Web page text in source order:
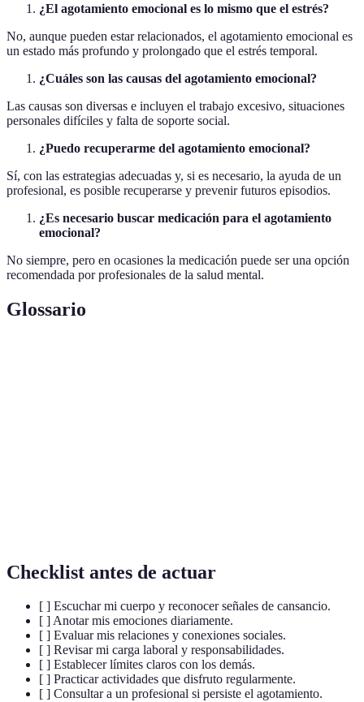
¿El agotamiento emocional es lo mismo que el estrés?
No, aunque pueden estar relacionados, el agotamiento emocional es
un estado más profundo y prolongado que el estrés temporal.
¿Cuáles son las causas del agotamiento emocional?
Las causas son diversas e incluyen el trabajo excesivo, situaciones
personales difíciles y falta de soporte social.
¿Puedo recuperarme del agotamiento emocional?
Sí, con las estrategias adecuadas y, si es necesario, la ayuda de un
profesional, es posible recuperarse y prevenir futuros episodios.
¿Es necesario buscar medicación para el agotamiento
emocional?
No siempre, pero en ocasiones la medicación puede ser una opción
recomendada por profesionales de la salud mental.
Glossario
Checklist antes de actuar
[ ] Escuchar mi cuerpo y reconocer señales de cansancio.
[ ] Anotar mis emociones diariamente.
[ ] Evaluar mis relaciones y conexiones sociales.
[ ] Revisar mi carga laboral y responsabilidades.
[ ] Establecer límites claros con los demás.
[ ] Practicar actividades que disfruto regularmente.
[ ] Consultar a un profesional si persiste el agotamiento.